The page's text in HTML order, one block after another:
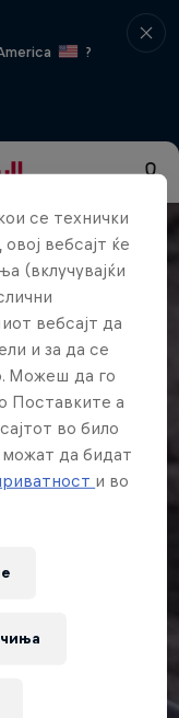
?
се технички
вебсајт ќе
(вклучувајќи
вебсајт да
и за да се
Можеш да го
Поставките а
во било
да бидат
и во